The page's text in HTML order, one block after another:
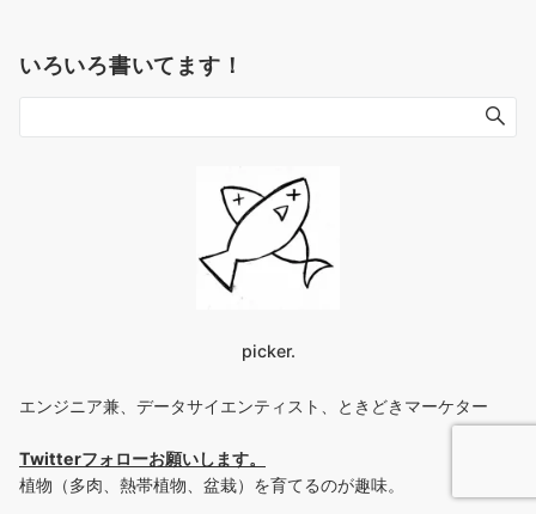
ー
ジ
いろいろ書いてます！
picker.
エンジニア兼、データサイエンティスト、ときどきマーケター
Twitterフォローお願いします。
植物（多肉、熱帯植物、盆栽）を育てるのが趣味。